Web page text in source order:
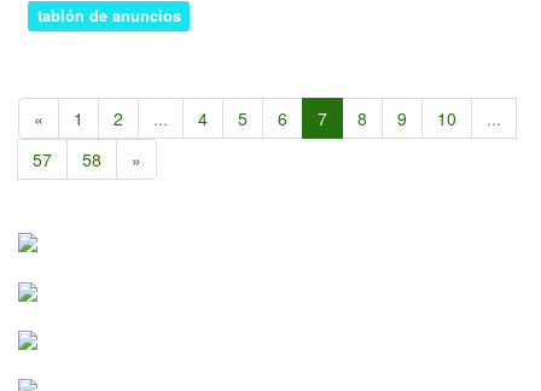
tablón de anuncios
« 1 2 ... 4 5 6 7 8 9 10
...
57
58 »